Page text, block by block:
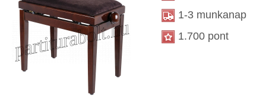
1-3 munkanap
1.700 pont